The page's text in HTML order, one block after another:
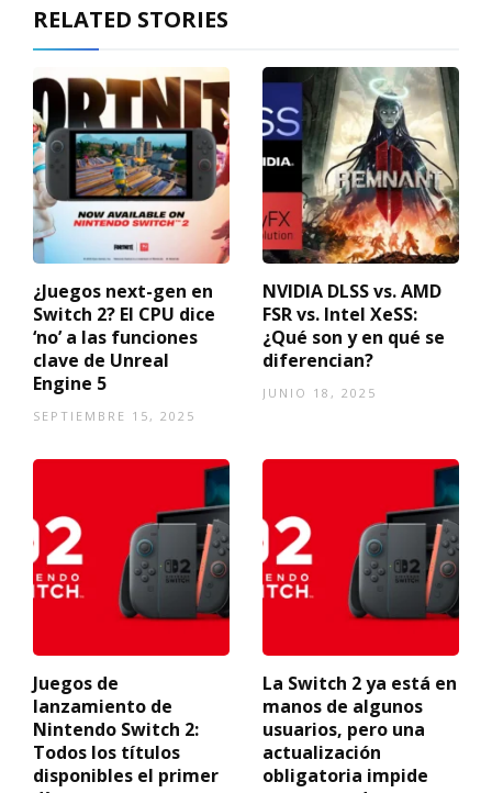
RELATED STORIES
¿Juegos next-gen en
Switch 2? El CPU dice
‘no’ a las funciones
clave de Unreal
Engine 5
SEPTIEMBRE 15, 2025
NVIDIA DLSS vs. AMD
FSR vs. Intel XeSS:
¿Qué son y en qué se
diferencian?
JUNIO 18, 2025
Juegos de
lanzamiento de
Nintendo Switch 2:
Todos los títulos
disponibles el primer
La Switch 2 ya está en
manos de algunos
usuarios, pero una
actualización
obligatoria impide